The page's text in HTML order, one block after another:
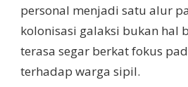
personal menjadi satu alur
kolonisasi galaksi bukan hal
terasa segar berkat fokus
terhadap warga sipil.